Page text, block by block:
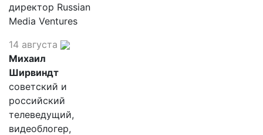
директор Russian
Media Ventures
14 августа
Михаил
Ширвиндт
советский и
российский
телеведущий,
видеоблогер,